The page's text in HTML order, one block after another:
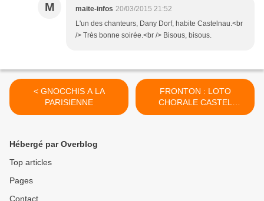
M maite-infos 20/03/2015 21:52
L'un des chanteurs, Dany Dorf, habite Castelnau.<br
/> Très bonne soirée.<br /> Bisous, bisous.
< GNOCCHIS A LA
PARISIENNE
FRONTON : LOTO
CHORALE CASTEL
CANTORUM LE 6 AVRIL
Hébergé par Overblog
Top articles
Pages
Contact